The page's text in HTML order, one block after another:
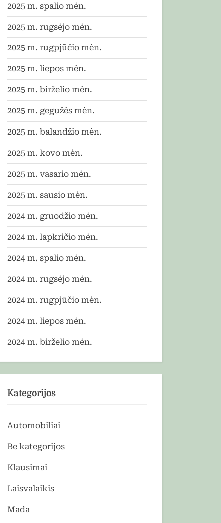
2025 m. spalio mėn.
2025 m. rugsėjo mėn.
2025 m. rugpjūčio mėn.
2025 m. liepos mėn.
2025 m. birželio mėn.
2025 m. gegužės mėn.
2025 m. balandžio mėn.
2025 m. kovo mėn.
2025 m. vasario mėn.
2025 m. sausio mėn.
2024 m. gruodžio mėn.
2024 m. lapkričio mėn.
2024 m. spalio mėn.
2024 m. rugsėjo mėn.
2024 m. rugpjūčio mėn.
2024 m. liepos mėn.
2024 m. birželio mėn.
Kategorijos
Automobiliai
Be kategorijos
Klausimai
Laisvalaikis
Mada